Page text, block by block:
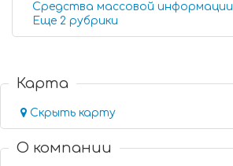
Средства массовой информации
Еще 2 рубрики
Карта
Скрыть карту
О компании